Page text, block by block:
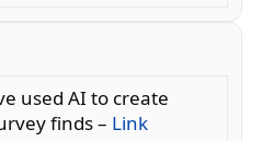
used AI to create
finds – Link